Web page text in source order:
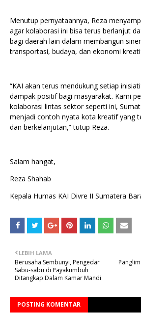
Menutup pernyataannya, Reza
agar kolaborasi ini bisa terus berlanjut
bagi daerah lain dalam membangun
transportasi, budaya, dan ekonomi
“KAI akan terus mendukung setiap
dampak positif bagi masyarakat. Kami
kolaborasi lintas sektor seperti ini,
menjadi contoh nyata kota kreatif yang
dan berkelanjutan,” tutup Reza.
Salam hangat,
Reza Shahab
Kepala Humas KAI Divre II Sumatera
LEBIH LAMA
Berusaha Sembunyi, Pengedar
Sabu-sabu di Payakumbuh
Ditangkap Dalam Kamar Mandi
POSTING KOMENTAR